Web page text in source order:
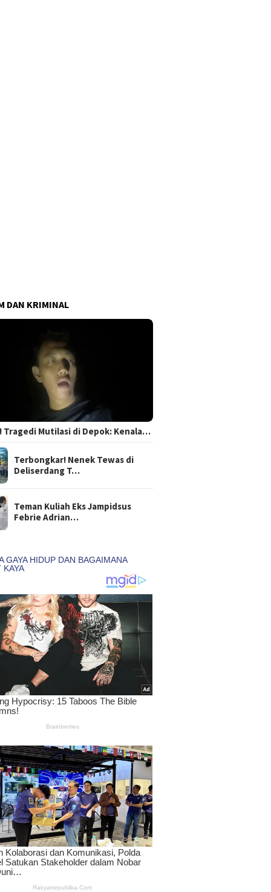
DAN KRIMINAL
Tragedi Mutilasi di Depok: Kenala…
Terbongkar! Nenek Tewas di
Deliserdang T…
Teman Kuliah Eks Jampidsus
Febrie Adrian…